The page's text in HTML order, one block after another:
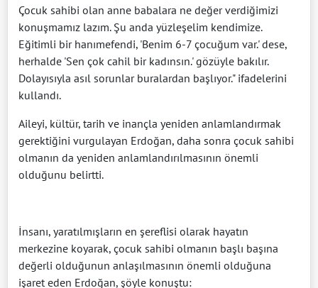
Çocuk sahibi olan anne babalara ne değer verdiğimizi
konuşmamız lazım. Şu anda yüzleşelim kendimize.
Eğitimli bir hanımefendi, 'Benim 6-7 çocuğum var.' dese,
herhalde 'Sen çok cahil bir kadınsın.' gözüyle bakılır.
Dolayısıyla asıl sorunlar buralardan başlıyor." ifadelerini
kullandı.
Aileyi, kültür, tarih ve inançla yeniden anlamlandırmak
gerektiğini vurgulayan Erdoğan, daha sonra çocuk sahibi
olmanın da yeniden anlamlandırılmasının önemli
olduğunu belirtti.
İnsanı, yaratılmışların en şereflisi olarak hayatın
merkezine koyarak, çocuk sahibi olmanın başlı başına
değerli olduğunun anlaşılmasının önemli olduğuna
işaret eden Erdoğan, şöyle konuştu: